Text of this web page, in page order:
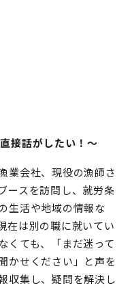
接話がしたい！〜
業会社、現役の漁師さ
ースを訪問し、就労条
生活や地域の情報な
在は別の職に就いてい
くても、「まだ迷って
かせください」と声を
収集し、疑問を解決し